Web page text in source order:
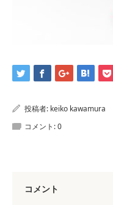
投稿者: keiko kawamura
コメント:0
コメント